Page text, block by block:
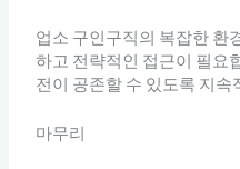
업소 구인구직의 복잡한 환
하고 전략적인 접근이 필요
전이 공존할 수 있도록 지
마무리